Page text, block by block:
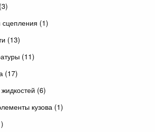
3)
сцепления (1)
(13)
(11)
(17)
(6)
кузова (1)
)